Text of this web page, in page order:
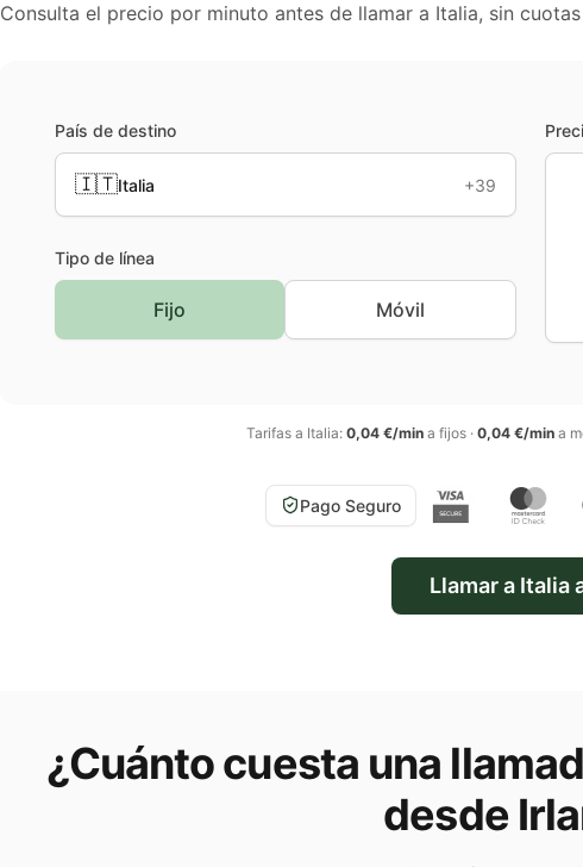
Consulta el precio por minuto antes de llamar a Italia, sin
País de destino
🇮🇹Italia +39
Tipo de línea
Fijo Móvil
Tarifas a Italia: 0,04 €/min a fijos · 0,04 €/min a
Pago Seguro
Llamar a Italia
¿Cuánto cuesta una
desde